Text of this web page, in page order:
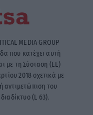
MEDIA GROUP
που κατέχει αυτή
με τη Σύσταση (ΕΕ)
2018 σχετικά με
αντιμετώπιση του
(L 63).